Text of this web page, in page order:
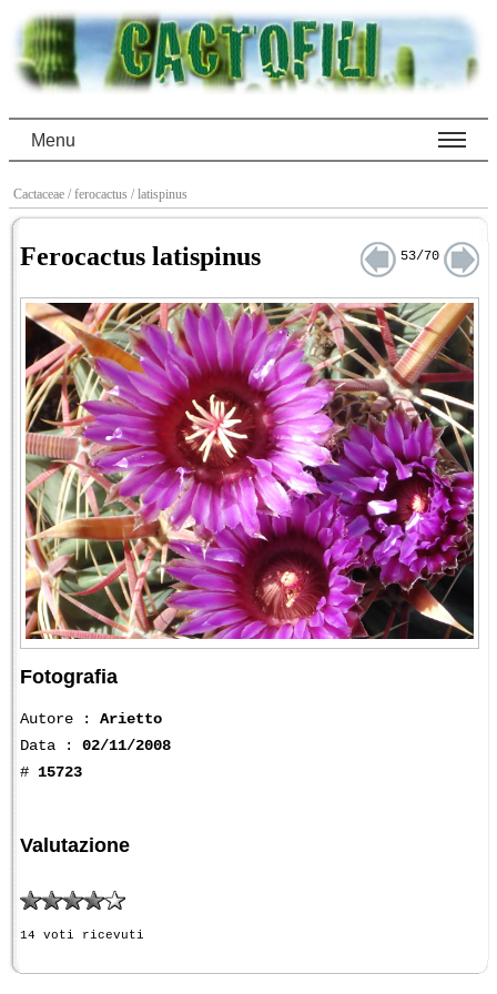
Menu
Cactaceae / ferocactus / latispinus
Ferocactus latispinus 53/70
Fotografia
Autore : Arietto
Data : 02/11/2008
# 15723
Valutazione
14 voti ricevuti